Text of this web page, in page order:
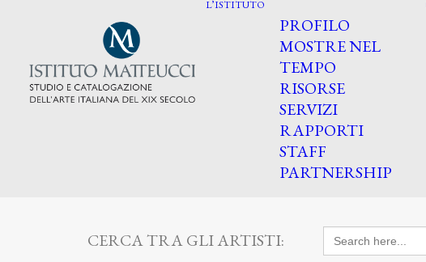
L’ISTITUTO
PROFILO
MOSTRE NEL
TEMPO
RISORSE
SERVIZI
RAPPORTI
STAFF
PARTNERSHIP
CERCA TRA GLI ARTISTI: Search
for: